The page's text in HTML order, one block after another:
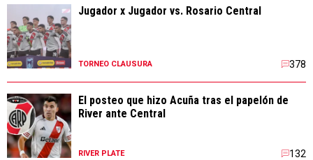
Jugador x Jugador vs. Rosario Central
TORNEO CLAUSURA 378
El posteo que hizo Acuña tras el papelón de
River ante Central
RIVER PLATE 132